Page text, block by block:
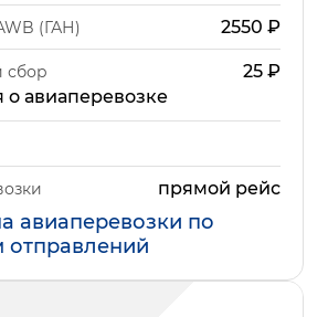
(ГАН) 2550 ₽
сбор 25₽
авиаперевозке
прямой рейс
авиаперевозки по
отправлений